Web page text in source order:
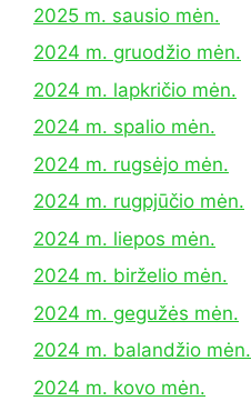
2025 m. sausio mėn.
2024 m. gruodžio mėn.
2024 m. lapkričio mėn.
2024 m. spalio mėn.
2024 m. rugsėjo mėn.
2024 m. rugpjūčio mėn.
2024 m. liepos mėn.
2024 m. birželio mėn.
2024 m. gegužės mėn.
2024 m. balandžio mėn.
2024 m. kovo mėn.